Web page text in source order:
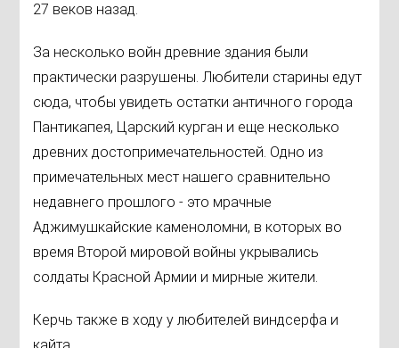
27 веков назад.
За несколько войн древние здания были
практически разрушены. Любители старины едут
сюда, чтобы увидеть остатки античного города
Пантикапея, Царский курган и еще несколько
древних достопримечательностей. Одно из
примечательных мест нашего сравнительно
недавнего прошлого - это мрачные
Аджимушкайские каменоломни, в которых во
время Второй мировой войны укрывались
солдаты Красной Армии и мирные жители.
Керчь также в ходу у любителей виндсерфа и